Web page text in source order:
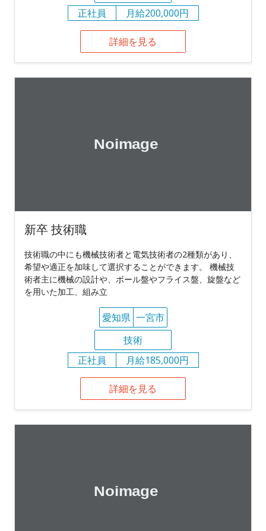
正社員
月給200,000円
詳細を見る
新卒 技術職
技術職の中にも機械技術者と電気技術者の2種類があり、
希望や適正を加味して選択することができます。 機械技
術者主に機械の設計や、ボール盤やフライス盤、旋盤など
を用いた加工、組み立
愛知県 一宮市
技術
正社員
月給185,000円
詳細を見る